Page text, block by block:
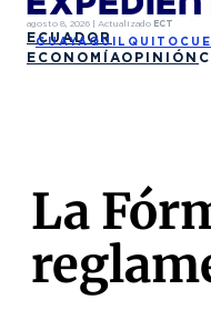
agosto 8, 2026 | Actualizado ECT
ECUADOR
GUAYAQUIL QUITO
ECONOMÍAOPINIÓN
La